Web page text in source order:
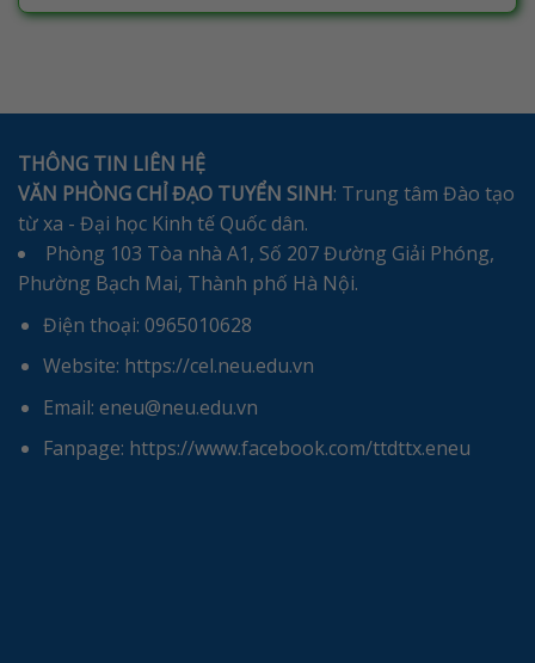
THÔNG TIN LIÊN HỆ
VĂN PHÒNG CHỈ ĐẠO TUYỂN SINH: Trung tâm Đào tạo
từ xa - Đại học Kinh tế Quốc dân.
Phòng 103 Tòa nhà A1, Số 207 Đường Giải Phóng,
Phường Bạch Mai, Thành phố Hà Nội.
Điện thoại: 0965010628
Website: https://cel.neu.edu.vn
Email: eneu@neu.edu.vn
Fanpage: https://www.facebook.com/ttdttx.eneu